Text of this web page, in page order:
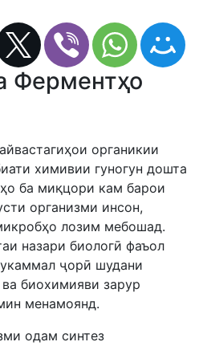
Ферментҳо
органикии
химивии гуногун дошта
ба миқцори кам барои
организми инсон,
лозим мебошад.
назари биологӣ фаъол
ҷорӣ шудани
биохимияви зарур
менамоянд.
одам синтез